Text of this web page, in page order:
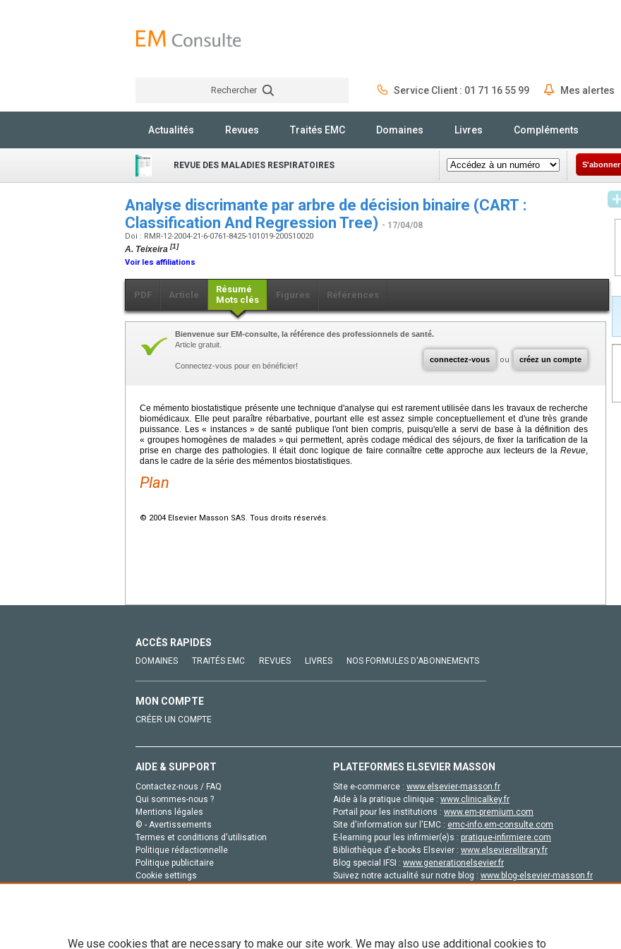
Rechercher Service Client : 01 71 16 55 99 Mes alertes
Actualités Revues Traités EMC Domaines Livres Compléments
REVUE DES MALADIES RESPIRATOIRES S'abonner
Analyse discrimante par arbre de décision binaire (CART :
Classification And Regression Tree) - 17/04/08
Doi : RMR-12-2004-21-6-0761-8425-101019-200510020
A. Teixeira [1]
Voir les affiliations
PDF Article
Résumé
Mots clés
Figures Références
connectez-vous ou créez un compte
Bienvenue sur EM-consulte, la référence des professionnels de santé.
Article gratuit.
Connectez-vous pour en bénéficier!
Ce mémento biostatistique présente une technique d'analyse qui est rarement utilisée dans les travaux de recherche
biomédicaux. Elle peut paraître rébarbative, pourtant elle est assez simple conceptuellement et d'une très grande
puissance. Les « instances » de santé publique l'ont bien compris, puisqu'elle a servi de base à la définition des
« groupes homogènes de malades » qui permettent, après codage médical des séjours, de fixer la tarification de la
prise en charge des pathologies. Il était donc logique de faire connaître cette approche aux lecteurs de la Revue,
dans le cadre de la série des mémentos biostatistiques.
Plan
© 2004 Elsevier Masson SAS. Tous droits réservés.
ACCÈS RAPIDES
DOMAINES TRAITÉS EMC REVUES LIVRES NOS FORMULES D'ABONNEMENTS
MON COMPTE
CRÉER UN COMPTE
AIDE & SUPPORT
Contactez-nous / FAQ
Qui sommes-nous ?
Mentions légales
© - Avertissements
Termes et conditions d'utilisation
Politique rédactionnelle
Politique publicitaire
Cookie settings
PLATEFORMES ELSEVIER MASSON
Site e-commerce : www.elsevier-masson.fr
Aide à la pratique clinique : www.clinicalkey.fr
Portail pour les institutions : www.em-premium.com
Site d'information sur l'EMC : emc-info.em-consulte.com
E-learning pour les infirmier(e)s : pratique-infirmiere.com
Bibliothèque d'e-books Elsevier : www.elsevierelibrary.fr
Blog special IFSI : www.generationelsevier.fr
Suivez notre actualité sur notre blog : www.blog-elsevier-masson.fr
We use cookies that are necessary to make our site work. We may also use additional cookies to